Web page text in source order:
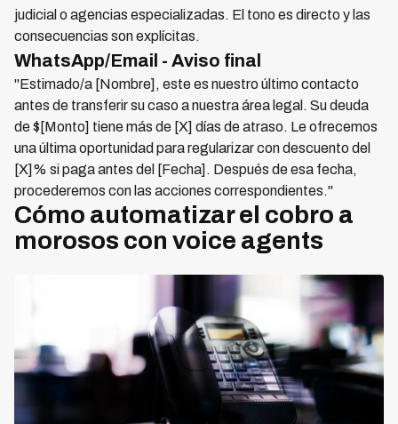
judicial o agencias especializadas. El tono es directo y las
consecuencias son explícitas.
WhatsApp/Email - Aviso final
"Estimado/a [Nombre], este es nuestro último contacto
antes de transferir su caso a nuestra área legal. Su deuda
de $[Monto] tiene más de [X] días de atraso. Le ofrecemos
una última oportunidad para regularizar con descuento del
[X]% si paga antes del [Fecha]. Después de esa fecha,
procederemos con las acciones correspondientes."
Cómo automatizar el cobro a
morosos con voice agents